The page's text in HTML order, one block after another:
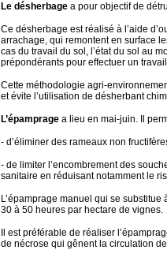
Le désherbage a pour objectif de
Ce désherbage est réalisé à l’aide
arrachage, qui remontent en surface
cas du travail du sol, l’état du sol au
prépondérants pour effectuer un
Cette méthodologie agri-
et évite l’utilisation de désherbant
L’épamprage a lieu en mai-juin. Il
- d’éliminer des rameaux non
- de limiter l’encombrement des
sanitaire en réduisant notamment le
L’épamprage manuel qui se
30 à 50 heures par hectare de vignes.
Il est préférable de réaliser
de nécrose qui gênent la circulation